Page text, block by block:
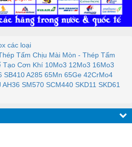
các loại
Tấm Chịu Mài Mòn - Thép Tấm
Cơn Khí 10Mo3 12Mo3 16Mo3
SB410 A285 65Mn 65Ge 42CrMo4
SM570 SCM440 SKD11 SKD61